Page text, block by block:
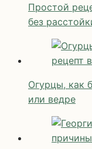
Простой
без
Огурцы, как
или ведре